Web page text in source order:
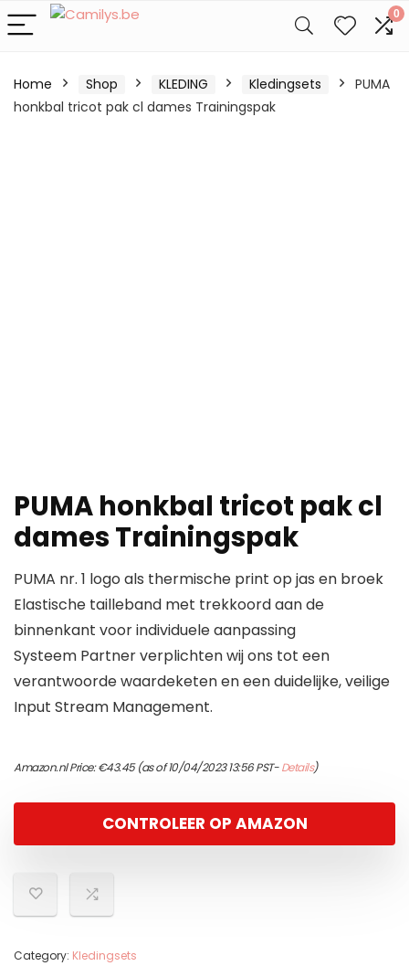
0
Home Shop KLEDING Kledingsets
PUMA
honkbal tricot pak cl dames Trainingspak
PUMA honkbal tricot pak cl
dames Trainingspak
PUMA nr. 1 logo als thermische print op jas en broek
Elastische tailleband met trekkoord aan de
binnenkant voor individuele aanpassing
Systeem Partner verplichten wij ons tot een
verantwoorde waardeketen en een duidelijke, veilige
Input Stream Management.
Amazon.nl Price:€43.45(as of 10/04/2023 13:56 PST-Details)
CONTROLEER OP AMAZON
Category: Kledingsets